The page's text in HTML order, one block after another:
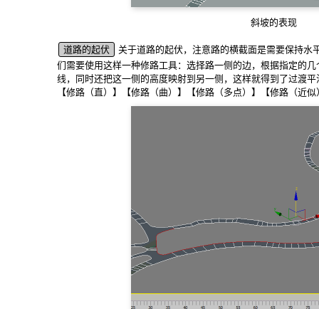
斜坡的表现
道路的起伏
关于道路的起伏，注意路的横截面是需要保持水
们需要使用这样一种修路工具：选择路一侧的边，根据指定的
线，同时还把这一侧的高度映射到另一侧，这样就得到了过渡
【修路（直）】【修路（曲）】【修路（多点）】【修路（近